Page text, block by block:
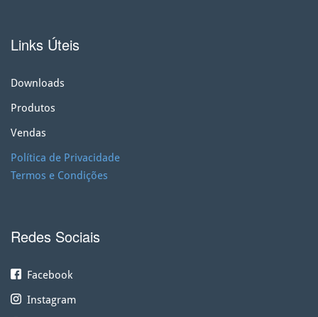
Links Úteis
Downloads
Produtos
Vendas
Política de Privacidade
Termos e Condições
Redes Sociais
Facebook
Instagram